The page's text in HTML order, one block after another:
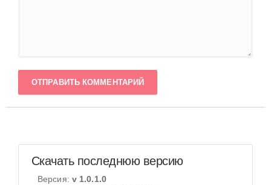
ОТПРАВИТЬ КОММЕНТАРИЙ
Скачать последнюю версию
Версия: v 1.0.1.0